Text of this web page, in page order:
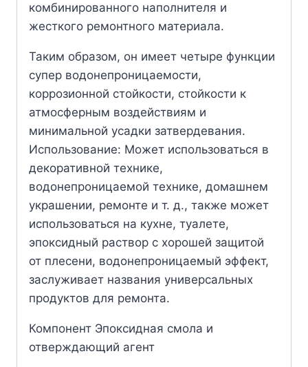
комбинированного наполнителя и
жесткого ремонтного материала.
Таким образом, он имеет четыре функции
супер водонепроницаемости,
коррозионной стойкости, стойкости к
атмосферным воздействиям и
минимальной усадки затвердевания.
Использование: Может использоваться в
декоративной технике,
водонепроницаемой технике, домашнем
украшении, ремонте и т. д., также может
использоваться на кухне, туалете,
эпоксидный раствор с хорошей защитой
от плесени, водонепроницаемый эффект,
заслуживает названия универсальных
продуктов для ремонта.
Компонент Эпоксидная смола и
отверждающий агент